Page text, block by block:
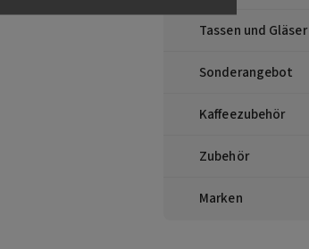
Tassen und
Sonderangebot
Kaffeezubehör
Zubehör
Marken